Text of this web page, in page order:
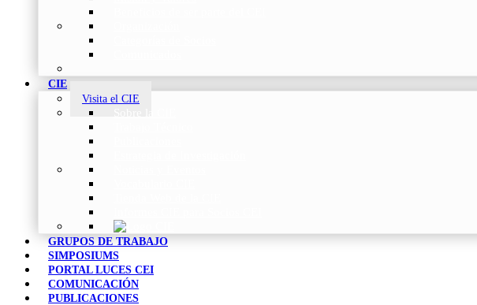
CIE
Visita el CIE
GRUPOS DE TRABAJO
SIMPOSIUMS
PORTAL LUCES CEI
COMUNICACIÓN
PUBLICACIONES